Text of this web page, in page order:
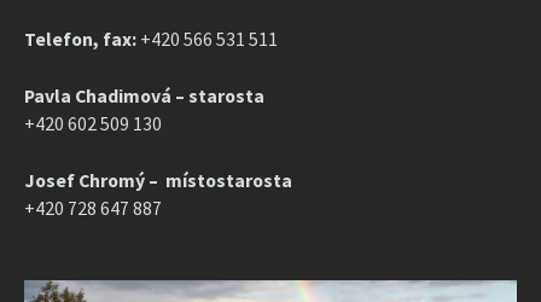
Telefon, fax: +420 566 531 511
Pavla Chadimová – starosta
+420 602 509 130
Josef Chromý – místostarosta
+420 728 647 887